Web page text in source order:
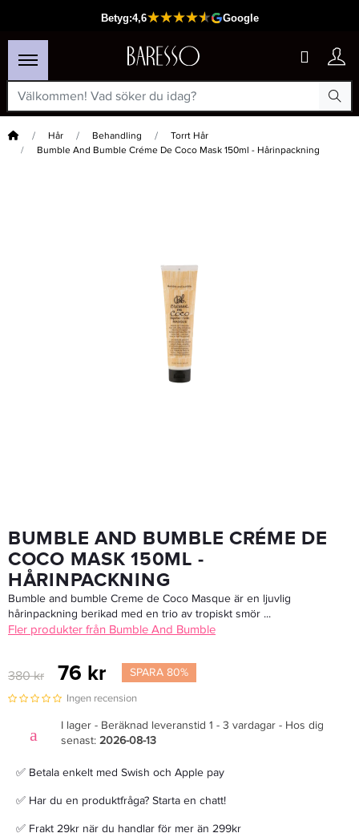
Hem Hår Behandling
Torrt Hår
Bumble And Bumble Créme De Coco Mask 150ml - Hårinpackning
Redken Extreme Nature+Science Shampoo 300ml - Schampo
BUMBLE AND BUMBLE CRÉME DE
COCO MASK 150ML -
HÅRINPACKNING
Bumble and bumble Creme de Coco Masque är en ljuvlig
hårinpackning berikad med en trio av tropiskt smör ...
Fler produkter från Bumble And Bumble
380 kr 76 kr SPARA 80%
Ingen recension
I lager - Beräknad leveranstid 1 - 3 vardagar - Hos dig
senast: 2026-08-13
✅ Betala enkelt med Swish och Apple pay
✅ Har du en produktfråga? Starta en chatt!
✅ Frakt 29kr när du handlar för mer än 299kr